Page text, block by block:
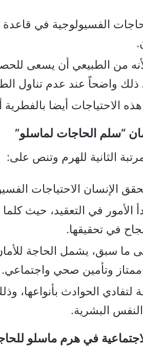
الفسيولوجية في قاعدة
من الطبيعي أن يسعى
ذلك واضحاً عند عدم تناول
الاحتياجات أيضا بالفطرية
“سلم الحاجات لماسلو”
الثانية للهرم وتنص على:
الإنسان الاحتياجات
الأمور في التعقيد، حيث
في تحقيقها.
ما سبق، يشمل الحاجة
وتأمين صحي واجتماعي.
لتفادي الحوادث بأنواعها،
البشرية.
في هرم ماسلو